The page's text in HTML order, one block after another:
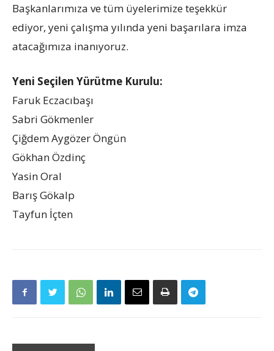
Başkanlarımıza ve tüm üyelerimize teşekkür
ediyor, yeni çalışma yılında yeni başarılara imza
atacağımıza inanıyoruz.
Yeni Seçilen Yürütme Kurulu:
Faruk Eczacıbaşı
Sabri Gökmenler
Çiğdem Aygözer Öngün
Gökhan Özdinç
Yasin Oral
Barış Gökalp
Tayfun İçten